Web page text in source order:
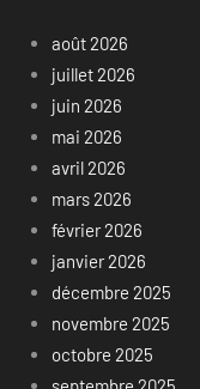
août 2026
juillet 2026
juin 2026
mai 2026
avril 2026
mars 2026
février 2026
janvier 2026
décembre 2025
novembre 2025
octobre 2025